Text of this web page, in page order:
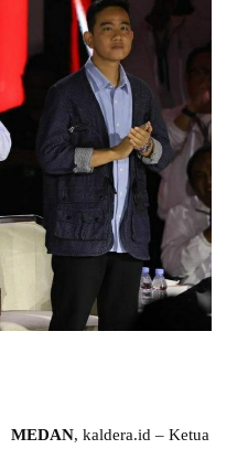
MEDAN, kaldera.id – Ketua